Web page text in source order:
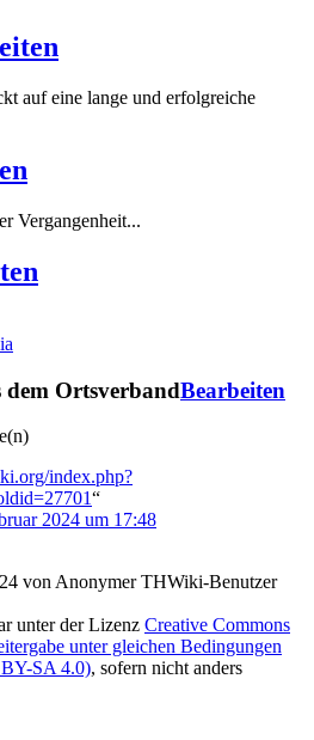
auf eine lange und erfolgreiche
Vergangenheit...
OrtsverbandBearbeiten
index.php?
“
2024 um 17:48
von Anonymer THWiki-Benutzer
unter der Lizenz Creative Commons
unter gleichen Bedingungen
SA 4.0), sofern nicht anders